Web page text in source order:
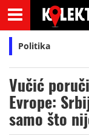
Politika
Vučić
Evrope:
samo što